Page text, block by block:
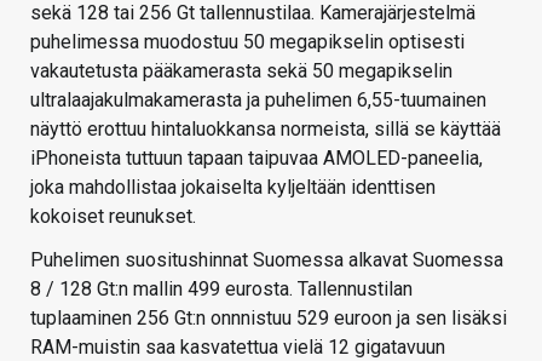
sekä 128 tai 256 Gt tallennustilaa. Kamerajärjestelmä
puhelimessa muodostuu 50 megapikselin optisesti
vakautetusta pääkamerasta sekä 50 megapikselin
ultralaajakulmakamerasta ja puhelimen 6,55-tuumainen
näyttö erottuu hintaluokkansa normeista, sillä se käyttää
iPhoneista tuttuun tapaan taipuvaa AMOLED-paneelia,
joka mahdollistaa jokaiselta kyljeltään identtisen
kokoiset reunukset.
Puhelimen suositushinnat Suomessa alkavat Suomessa
8 / 128 Gt:n mallin 499 eurosta. Tallennustilan
tuplaaminen 256 Gt:n onnnistuu 529 euroon ja sen lisäksi
RAM-muistin saa kasvatettua vielä 12 gigatavuun